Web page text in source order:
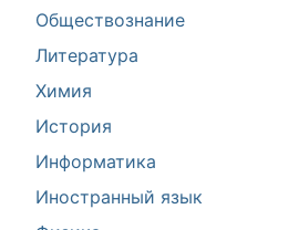
Обществознание
Литература
Химия
История
Информатика
Иностранный язык